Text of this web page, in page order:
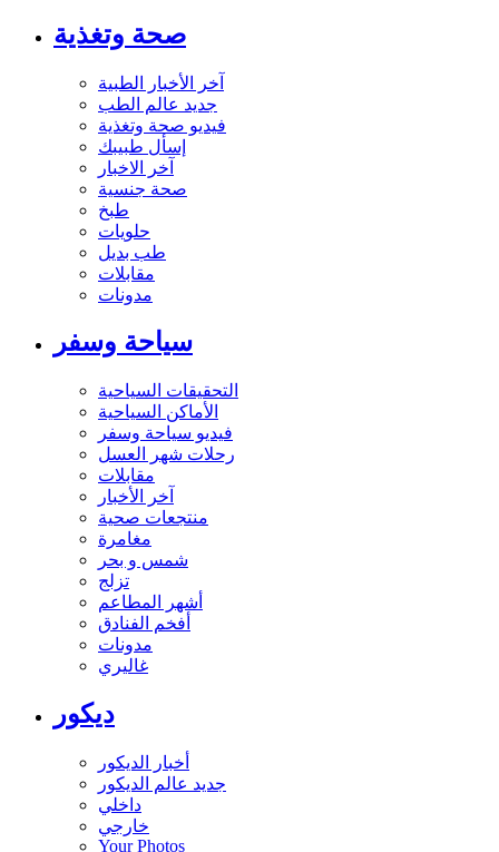
صحة وتغذية
آخر الأخبار الطبية
جديد عالم الطب
فيديو صحة وتغذية
إسأل طبيبك
آخر الاخبار
صحة جنسية
طبخ
حلويات
طب بديل
مقابلات
مدونات
سياحة وسفر
التحقيقات السياحية
الأماكن السياحية
فيديو سياحة وسفر
رحلات شهر العسل
مقابلات
آخر الأخبار
منتجعات صحية
مغامرة
شمس و بحر
تزلج
أشهر المطاعم
أفخم الفنادق
مدونات
غاليري
ديكور
أخبار الديكور
جديد عالم الديكور
داخلي
خارجي
Your Photos